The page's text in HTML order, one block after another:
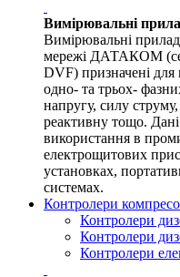
Вимірювальні
Вимірювальні
мережі ДАТАКОМ
DVF) призначені для
одно- та трьох-
напругу, силу
реактивну тощо.
використання в
електрощитових
установках,
системах.
Контролери
Контролери
Контролери
Контролери